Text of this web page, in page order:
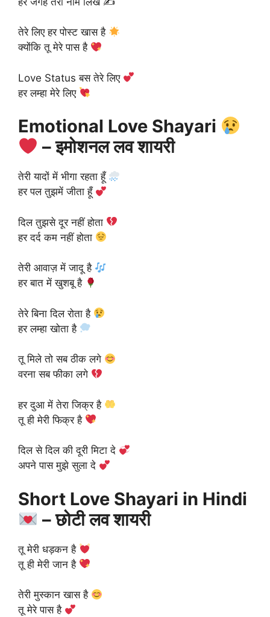
तेरे लिए हर पोस्ट खास है
क्योंकि तू मेरे पास है
Love Status बस तेरे लिए
हर लम्हा मेरे लिए
Emotional Love Shayari
– इमोशनल लव शायरी
तेरी यादों में भीगा रहता हूँ
हर पल तुझमें जीता हूँ
दिल तुझसे दूर नहीं होता
हर दर्द कम नहीं होता
तेरी आवाज़ में जादू है
हर बात में खुशबू है
तेरे बिना दिल रोता है
हर लम्हा खोता है
तू मिले तो सब ठीक लगे
वरना सब फीका लगे
हर दुआ में तेरा जिक्र है
तू ही मेरी फिक्र है
दिल से दिल की दूरी मिटा दे
अपने पास मुझे सुला दे
Short Love Shayari in Hindi
– छोटी लव शायरी
तू मेरी धड़कन है
तू ही मेरी जान है
तेरी मुस्कान खास है
तू मेरे पास है